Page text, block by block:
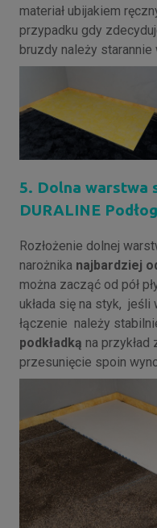
materiał ubijakiem
przypadku gdy
bruzdy należy starannie
5. Dolna warstwa
DURALINE
Rozłożenie dolnej
narożnika najbardziej
można zacząć od pół
układa się na styk,
łączenie należy
podkładką na przykład
przesunięcie spoin